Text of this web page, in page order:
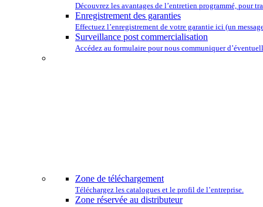
Découvrez les avantages de l’entretien programmé, pour
Enregistrement des garanties
Effectuez l’enregistrement de votre garantie ici (un
Surveillance post commercialisation
Accédez au formulaire pour nous communiquer
Zone de téléchargement
Téléchargez les catalogues et le profil de l’entreprise.
Zone réservée au distributeur